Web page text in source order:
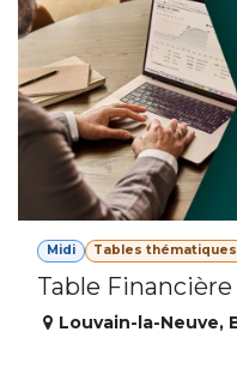
Midi Tables thématiques
Table Financière
Louvain-la-Neuve,